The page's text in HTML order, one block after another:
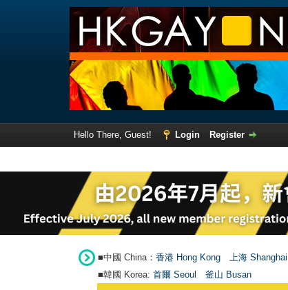
Hello There, Guest! Login
Register
■中國 China： 香港 Hong Kong 上海 Shanghai
■韓國 Korea: 首爾 Seou 釜山 Busan